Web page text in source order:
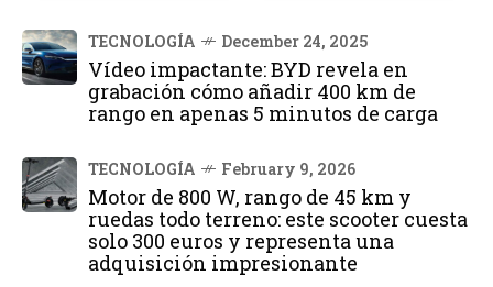
TECNOLOGÍA December 24, 2025
Vídeo impactante: BYD revela en
grabación cómo añadir 400 km de
rango en apenas 5 minutos de carga
TECNOLOGÍA February 9, 2026
Motor de 800 W, rango de 45 km y
ruedas todo terreno: este scooter cuesta
solo 300 euros y representa una
adquisición impresionante